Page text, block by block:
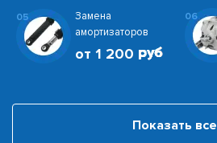
05
Замена
амортизаторов
от 1 200
06
Показать все